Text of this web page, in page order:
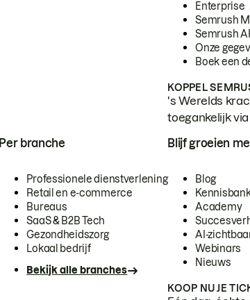
Enterprise
Semrush
Semrush
Onze
Boek een
KOPPEL
's Werelds
toegankelijk
Per branche
Professionele dienstverlening
Retail en e-commerce
Bureaus
SaaS & B2B Tech
Gezondheidszorg
Lokaal bedrijf
Bekijk alle branches
Blijf groeien
Blog
Academy
AI-
Webinars
Nieuws
KOOP NU JE